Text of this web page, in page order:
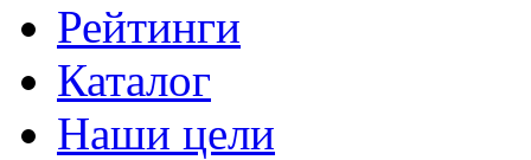
Рейтинги
Каталог
Наши цели